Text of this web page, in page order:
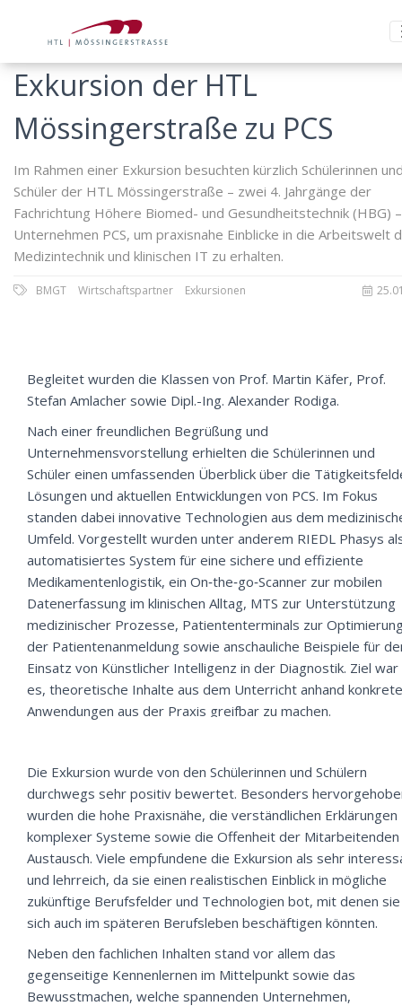
Exkursion der HTL
Mössingerstraße zu PCS
Im Rahmen einer Exkursion besuchten kürzlich Schülerinnen
Schüler der HTL Mössingerstraße – zwei 4. Jahrgänge der
Fachrichtung Höhere Biomed- und Gesundheitstechnik (HBG)
Unternehmen PCS, um praxisnahe Einblicke in die Arbeitswelt
Medizintechnik und klinischen IT zu erhalten.
BMGT Wirtschaftspartner Exkursionen
Begleitet wurden die Klassen von Prof. Martin Käfer, Prof.
Stefan Amlacher sowie Dipl.-Ing. Alexander Rodiga.
Nach einer freundlichen Begrüßung und
Unternehmensvorstellung erhielten die Schülerinnen und
Schüler einen umfassenden Überblick über die
Lösungen und aktuellen Entwicklungen von PCS. Im Fokus
standen dabei innovative Technologien aus dem
Umfeld. Vorgestellt wurden unter anderem RIEDL Phasys
automatisiertes System für eine sichere und effiziente
Medikamentenlogistik, ein On‑the‑go‑Scanner zur mobilen
Datenerfassung im klinischen Alltag, MTS zur Unterstützung
medizinischer Prozesse, Patiententerminals zur
der Patientenanmeldung sowie anschauliche Beispiele für
Einsatz von Künstlicher Intelligenz in der Diagnostik. Ziel war
es, theoretische Inhalte aus dem Unterricht anhand
Anwendungen aus der Praxis greifbar zu machen.
Die Exkursion wurde von den Schülerinnen und Schülern
durchwegs sehr positiv bewertet. Besonders
wurden die hohe Praxisnähe, die verständlichen Erklärungen
komplexer Systeme sowie die Offenheit der Mitarbeitenden
Austausch. Viele empfundene die Exkursion als sehr
und lehrreich, da sie einen realistischen Einblick in mögliche
zukünftige Berufsfelder und Technologien bot, mit denen sie
sich auch im späteren Berufsleben beschäftigen könnten.
Neben den fachlichen Inhalten stand vor allem das
gegenseitige Kennenlernen im Mittelpunkt sowie das
Bewusstmachen, welche spannenden Unternehmen,